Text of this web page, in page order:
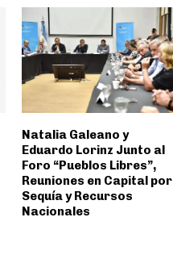
Natalia Galeano y
Eduardo Lorinz Junto al
Foro “Pueblos Libres”,
Reuniones en Capital por
Sequía y Recursos
Nacionales